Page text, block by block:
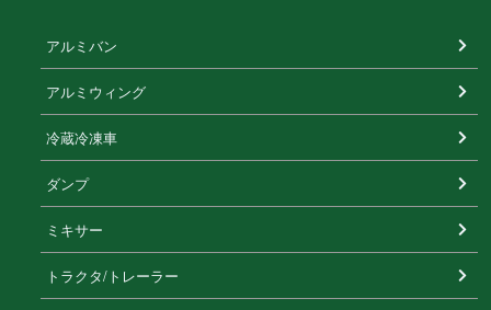
アルミバン
アルミウィング
冷蔵冷凍⾞
ダンプ
ミキサー
トラクタ/トレーラー